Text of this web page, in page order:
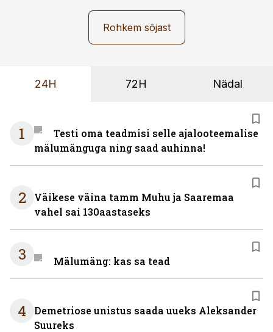
Rohkem sõjast
24H 72H Nädal
1
Testi oma teadmisi selle ajalooteemalise
mälumänguga ning saad auhinna!
2
Väikese väina tamm Muhu ja Saaremaa
vahel sai 130aastaseks
3 Mälumäng: kas sa tead
4
Demetriose unistus saada uueks Aleksander
Suureks